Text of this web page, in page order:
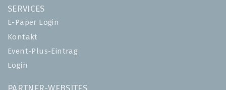
SERVICES
E-Paper Login
Kontakt
Event-Plus-Eintrag
Login